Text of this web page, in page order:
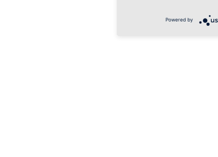
Powered by